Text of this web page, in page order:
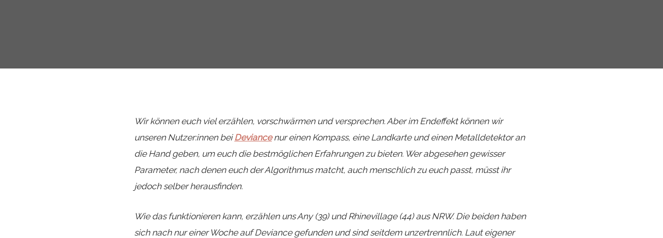
Wir können euch viel erzählen, vorschwärmen und versprechen. Aber im Endeffekt können wir
unseren Nutzer:innen beiDeviancenur einen Kompass, eine Landkarte und einen Metalldetektor an
die Hand geben, um euch die bestmöglichen Erfahrungen zu bieten. Wer abgesehen gewisser
Parameter, nach denen euch der Algorithmus matcht, auch menschlich zu euch passt, müsst ihr
jedoch selber herausfinden.
Wie das funktionieren kann, erzählen uns Any (39) und Rhinevillage (44) aus NRW. Die beiden haben
sich nach nur einer Woche auf Deviance gefunden und sind seitdem unzertrennlich. Laut eigener